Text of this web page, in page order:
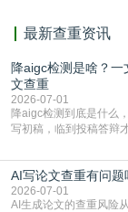
最新查重资讯
降aigc检测是啥？
文查重
2026-07-01
降aigc检测到底是什么
写初稿，临到投稿答辩
怕是已经入行的科研人
准。其实，降aigc检测
了满足现在高校、期刊对
AI写论文查重有问
2026-07-01
AI生成论文的查重风险